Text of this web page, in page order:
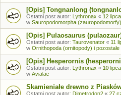
[Opis] Tongnanlong
Ostatni post autor: Lythronax « 12
w Sauropodomorpha (zauropodomorfy)
[Opis] Pulaosaurus
Ostatni post autor: Taurovenator « 11
w Ornithopoda (ornitopody) i
[Opis] Hesperornis
Ostatni post autor: Lythronax « 10
w Avialae
Skamieniałe drewno z
Ostatni post autor: Dimetrodon2 « 27